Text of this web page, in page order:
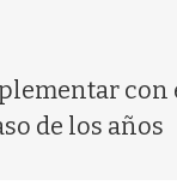
de los años